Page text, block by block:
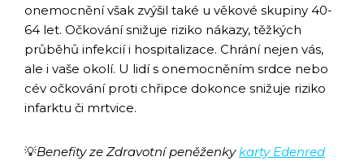
onemocnění však zvýšil také u věkové skupiny 40-
64 let. Očkování snižuje riziko nákazy, těžkých
průběhů infekcií i hospitalizace. Chrání nejen vás,
ale i vaše okolí. U lidí s onemocněním srdce nebo
cév očkování proti chřipce dokonce snižuje riziko
infarktu či mrtvice.
💡Benefity ze Zdravotní peněženky karty Edenred